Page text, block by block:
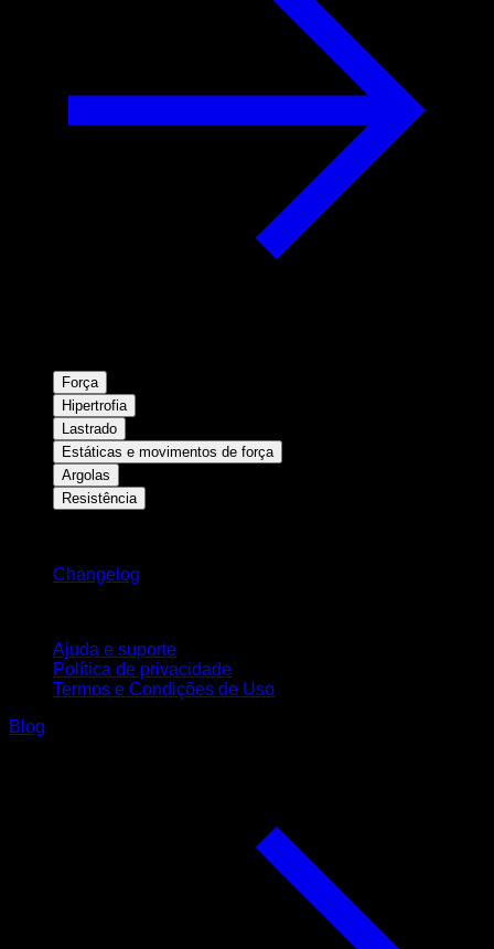
Força
Hipertrofia
Lastrado
Estáticas e movimentos de força
Argolas
Resistência
Changelog
Ajuda e suporte
Política de privacidade
Termos e Condições de Uso
Blog